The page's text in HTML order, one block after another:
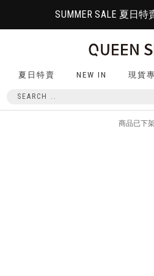
SUMMER SALE 夏日
夏日特賣 NEW IN 現貨
商品已下架